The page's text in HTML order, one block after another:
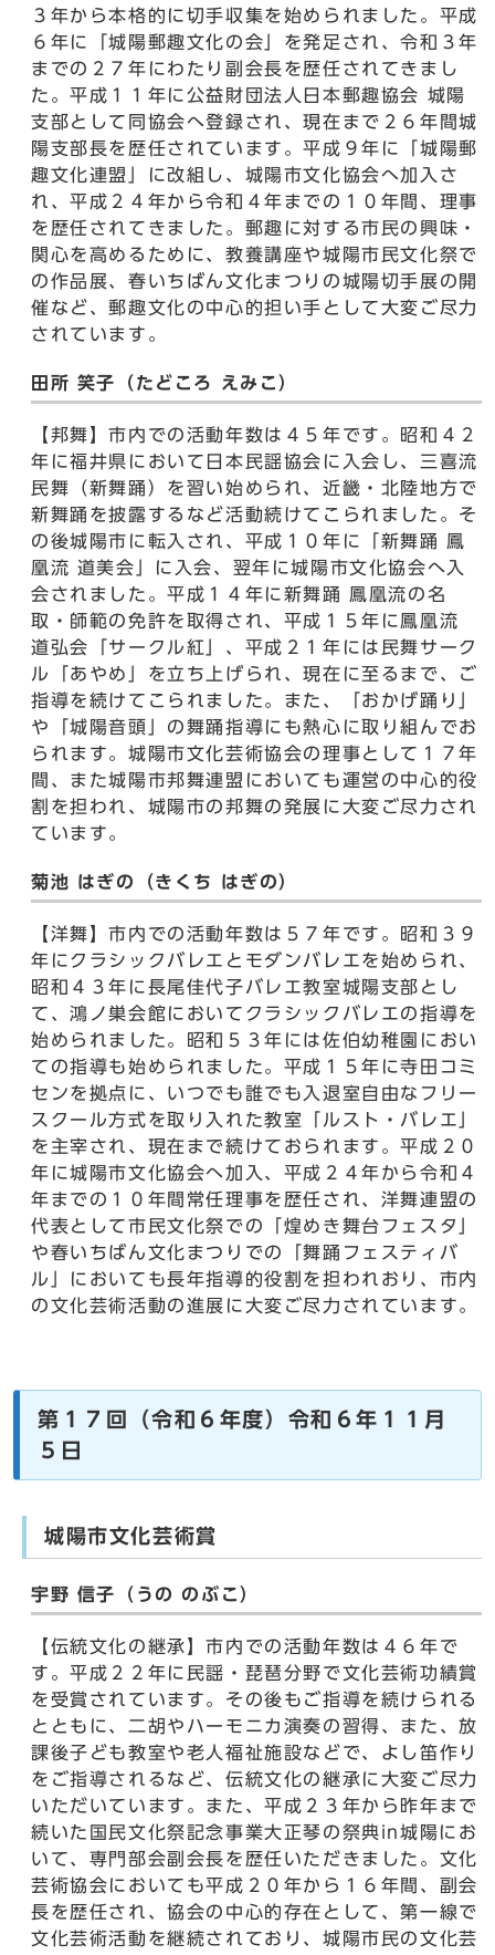
３年から本格的に切手収集を始められました。平成
６年に「城陽郵趣文化の会」を発足され、令和３年
までの２７年にわたり副会長を歴任されてきまし
た。平成１１年に公益財団法人日本郵趣協会 城陽
支部として同協会へ登録され、現在まで２６年間城
陽支部長を歴任されています。平成９年に「城陽郵
趣文化連盟」に改組し、城陽市文化協会へ加入さ
れ、平成２４年から令和４年までの１０年間、理事
を歴任されてきました。郵趣に対する市民の興味・
関心を高めるために、教養講座や城陽市民文化祭で
の作品展、春いちばん文化まつりの城陽切手展の開
催など、郵趣文化の中心的担い手として大変ご尽力
されています。
田所 笑子（たどころ えみこ）
【邦舞】市内での活動年数は４５年です。昭和４２
年に福井県において日本民謡協会に入会し、三喜流
民舞（新舞踊）を習い始められ、近畿・北陸地方で
新舞踊を披露するなど活動続けてこられました。そ
の後城陽市に転入され、平成１０年に「新舞踊 鳳
凰流 道美会」に入会、翌年に城陽市文化協会へ入
会されました。平成１４年に新舞踊 鳳凰流の名
取・師範の免許を取得され、平成１５年に鳳凰流
道弘会「サークル紅」、平成２１年には民舞サーク
ル「あやめ」を立ち上げられ、現在に至るまで、ご
指導を続けてこられました。また、「おかげ踊り」
や「城陽音頭」の舞踊指導にも熱心に取り組んでお
られます。城陽市文化芸術協会の理事として１７年
間、また城陽市邦舞連盟においても運営の中心的役
割を担われ、城陽市の邦舞の発展に大変ご尽力され
ています。
菊池 はぎの（きくち はぎの）
【洋舞】市内での活動年数は５７年です。昭和３９
年にクラシックバレエとモダンバレエを始められ、
昭和４３年に長尾佳代子バレエ教室城陽支部とし
て、鴻ノ巣会館においてクラシックバレエの指導を
始められました。昭和５３年には佐伯幼稚園におい
ての指導も始められました。平成１５年に寺田コミ
センを拠点に、いつでも誰でも入退室自由なフリー
スクール方式を取り入れた教室「ルスト・バレエ」
を主宰され、現在まで続けておられます。平成２０
年に城陽市文化協会へ加入、平成２４年から令和４
年までの１０年間常任理事を歴任され、洋舞連盟の
代表として市民文化祭での「煌めき舞台フェスタ」
や春いちばん文化まつりでの「舞踊フェスティバ
ル」においても長年指導的役割を担われおり、市内
の文化芸術活動の進展に大変ご尽力されています。
第１７回（令和６年度）令和６年１１月
５日
城陽市文化芸術賞
宇野 信子（うの のぶこ）
【伝統文化の継承】市内での活動年数は４６年で
す。平成２２年に民謡・琵琶分野で文化芸術功績賞
を受賞されています。その後もご指導を続けられる
とともに、二胡やハーモニカ演奏の習得、また、放
課後子ども教室や老人福祉施設などで、よし笛作り
をご指導されるなど、伝統文化の継承に大変ご尽力
いただいています。また、平成２３年から昨年まで
続いた国民文化祭記念事業大正琴の祭典in城陽にお
いて、専門部会副会長を歴任いただきました。文化
芸術協会においても平成２０年から１６年間、副会
長を歴任され、協会の中心的存在として、第一線で
文化芸術活動を継続されており、城陽市民の文化芸